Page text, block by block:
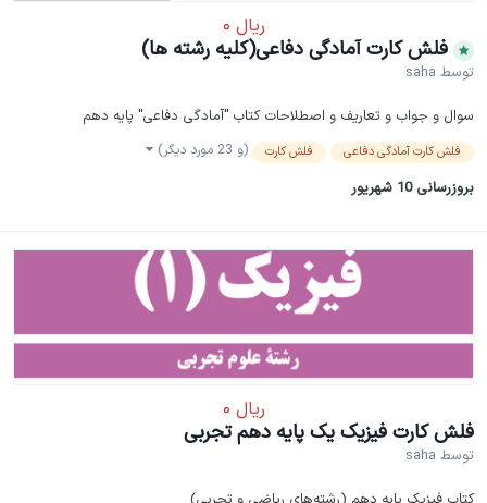
فلش کارت آمادگی دفاعی(کلیه رشته ها)
توسطsaha
سوال و جواب و تعاریف و اصطلاحات کتاب "آمادگی دفاعی" پایه دهم
فلش کارت آمادگی دفاعی فلش کارت (و 23 مورد دیگر)
بروزرسانی 10 شهریور
فلش کارت فیزیک یک پایه دهم تجربی
توسطsaha